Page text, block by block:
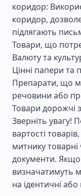
коридор:
коридор,
підлягають
Товари, що
Валюту та
Цінні папери та
Препарати, що
речовини або
Товари дорожчі
Зверніть увагу!
вартості
митнику товарні
документи. Якщо
визначатимуть
на ідентичні